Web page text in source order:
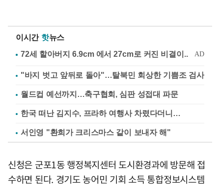
이시간 핫뉴스
"바지 벗고 앞뒤로 돌아"…탈북민 회상한 기쁨조 검사
월드컵 예선까지…축구협회, 심판 성접대 파문
한국 떠난 김지수, 프라하 여행사 차렸다더니…
서인영 "환희가 크리스마스 같이 보내자 해"
신청은 군포1동 행정복지센터 도시환경과에 방문해 접
수하면 된다. 경기도 농어민 기회 소득 통합정보시스템